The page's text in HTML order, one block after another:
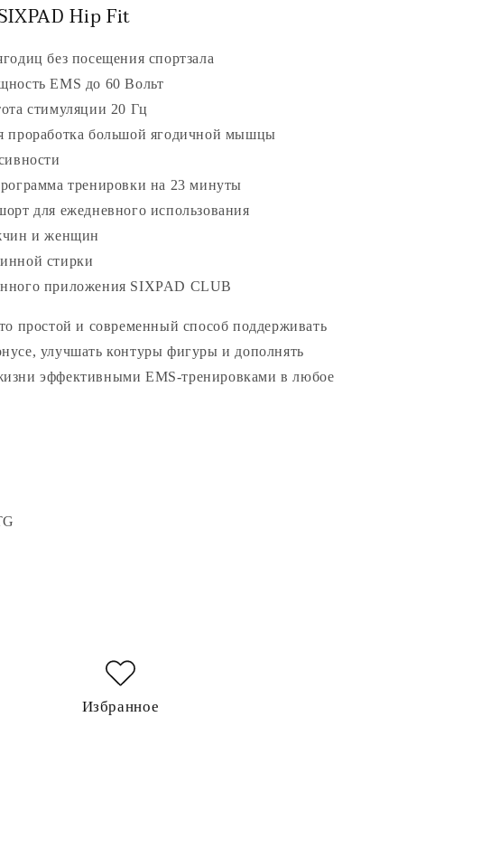
Hip Fit
без посещения спортзала
EMS до 60 Вольт
стимуляции 20 Гц
проработка большой ягодичной мышцы
тренировки на 23 минуты
для ежедневного использования
и женщин
стирки
приложения SIXPAD CLUB
простой и современный способ поддерживать
улучшать контуры фигуры и дополнять
эффективными EMS-тренировками в любое
Избранное